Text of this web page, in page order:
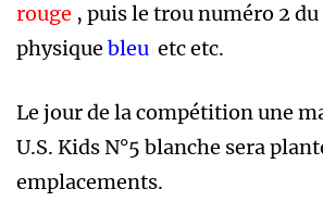
rouge , puis le trou numéro 2 du
physique bleu etc etc.
Le jour de la compétition une
U.S. Kids N°5 blanche sera
emplacements.